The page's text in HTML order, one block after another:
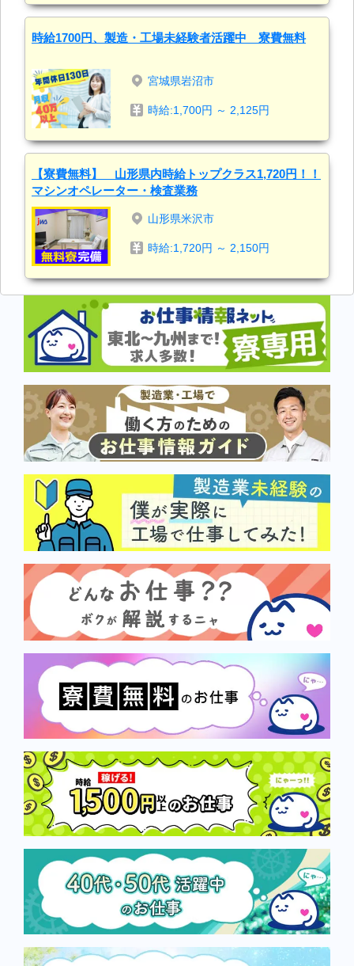
時給1700円、製造・工場未経験者活躍中 寮費無料
宮城県岩沼市
時給:1,700円 ～ 2,125円
【寮費無料】 山形県内時給トップクラス1,720円！！
マシンオペレーター・検査業務
山形県米沢市
時給:1,720円 ～ 2,150円